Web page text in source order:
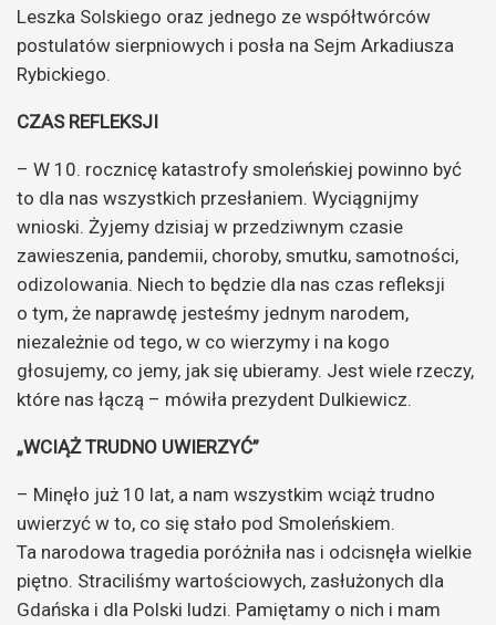
Leszka Solskiego oraz jednego ze współtwórców
postulatów sierpniowych i posła na Sejm Arkadiusza
Rybickiego.
CZAS REFLEKSJI
– W 10. rocznicę katastrofy smoleńskiej powinno być
to dla nas wszystkich przesłaniem. Wyciągnijmy
wnioski. Żyjemy dzisiaj w przedziwnym czasie
zawieszenia, pandemii, choroby, smutku, samotności,
odizolowania. Niech to będzie dla nas czas refleksji
o tym, że naprawdę jesteśmy jednym narodem,
niezależnie od tego, w co wierzymy i na kogo
głosujemy, co jemy, jak się ubieramy. Jest wiele rzeczy,
które nas łączą – mówiła prezydent Dulkiewicz.
„WCIĄŻ TRUDNO UWIERZYĆ”
– Minęło już 10 lat, a nam wszystkim wciąż trudno
uwierzyć w to, co się stało pod Smoleńskiem.
Ta narodowa tragedia poróżniła nas i odcisnęła wielkie
piętno. Straciliśmy wartościowych, zasłużonych dla
Gdańska i dla Polski ludzi. Pamiętamy o nich i mam